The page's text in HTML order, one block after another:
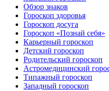
Обзор знаков
Гороскоп здоровья
Гороскоп досуга
Гороскоп «Познай себя»
Карьерный гороскоп
Детский гороскоп
Родительский гороскоп
Астромедицинский
Типажный гороскоп
Западный гороскоп